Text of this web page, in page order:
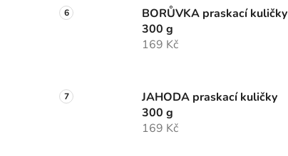
BORŮVKA praskací kuličky
300 g
169 Kč
JAHODA praskací kuličky
300 g
169 Kč